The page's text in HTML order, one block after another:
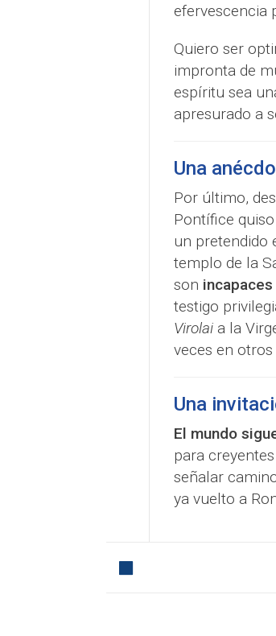
efervescencia
Quiero ser
impronta de
espíritu sea
apresurado a
Una
Por último,
Pontífice
un pretendido
templo de la
son
testigo
Virolaia la
veces en
Una
El mundo
para
señalar
ya vuelto a